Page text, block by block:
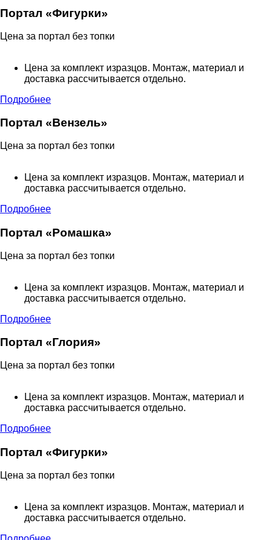
Портал «Фигурки»
Цена за портал без топки
Цена за комплект изразцов. Монтаж, материал и
доставка рассчитывается отдельно.
Подробнее
Портал «Вензель»
Цена за портал без топки
Цена за комплект изразцов. Монтаж, материал и
доставка рассчитывается отдельно.
Подробнее
Портал «Ромашка»
Цена за портал без топки
Цена за комплект изразцов. Монтаж, материал и
доставка рассчитывается отдельно.
Подробнее
Портал «Глория»
Цена за портал без топки
Цена за комплект изразцов. Монтаж, материал и
доставка рассчитывается отдельно.
Подробнее
Портал «Фигурки»
Цена за портал без топки
Цена за комплект изразцов. Монтаж, материал и
доставка рассчитывается отдельно.